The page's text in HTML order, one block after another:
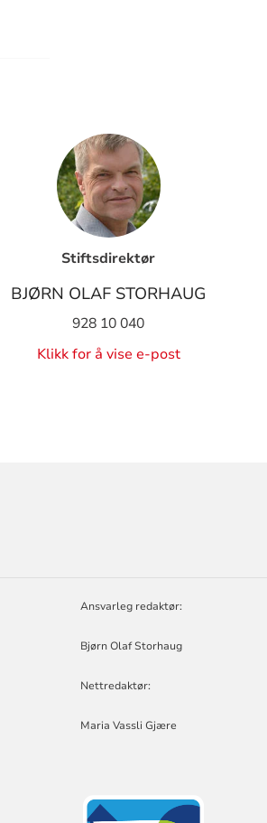
Stiftsdirektør
BJØRN OLAF STORHAUG
928 10 040
Klikk for å vise e-post
Ansvarleg redaktør:
Bjørn Olaf Storhaug
Nettredaktør:
Maria Vassli Gjære